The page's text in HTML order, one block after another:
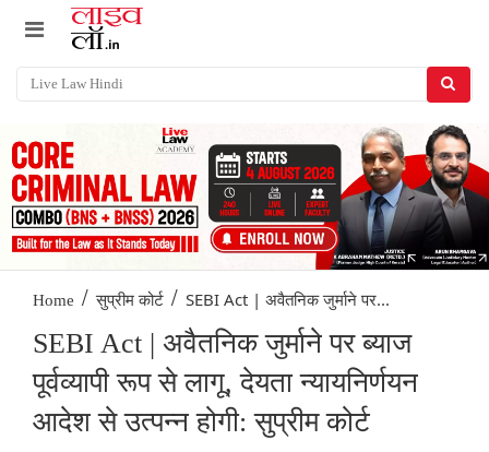
Home / सुप्रीम कोर्ट / SEBI Act | अवैतनिक जुर्माने पर...
SEBI Act | अवैतनिक जुर्माने पर ब्याज
पूर्वव्यापी रूप से लागू, देयता न्यायनिर्णयन
आदेश से उत्पन्न होगी: सुप्रीम कोर्ट